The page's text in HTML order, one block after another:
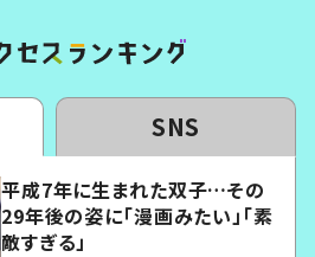
SNS
平成7年に生まれた双子…その
29年後の姿に「漫画みたい」「素
敵すぎる」